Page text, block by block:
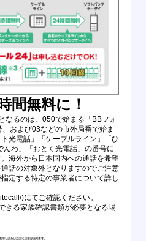
間無料に！
るのは、050で始まる「BBフォ
および03などの市外局番で始ま
光電話」「ケーブルライン」「ひ
わ」「おとく光電話」の番号に
海外から日本国内への通話を希望
話の対象外となりますのでご注意
定する特定の事業者について詳し
)にてご確認ください。
る家族確認書類が必要となる場